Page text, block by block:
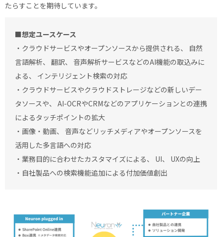
たらすことを期待しています。
■想定ユースケース
・クラウドサービスやオープンソースから提供される、 自然
言語解析、 翻訳、 音声解析サービスなどのAI機能の取込みに
よる、 インテリジェント検索の対応
・クラウドサービスやクラウドストレージなどの新しいデー
タソースや、 AI-OCRやCRMなどのアプリケーションとの連携
によるタッチポイントの拡大
・画像・動画、 音声などリッチメディアやオープンソースを
活用した多言語への対応
・業務目的に合わせたカスタマイズによる、 UI、 UXの向上
・自社製品への検索機能追加による付加価値創出